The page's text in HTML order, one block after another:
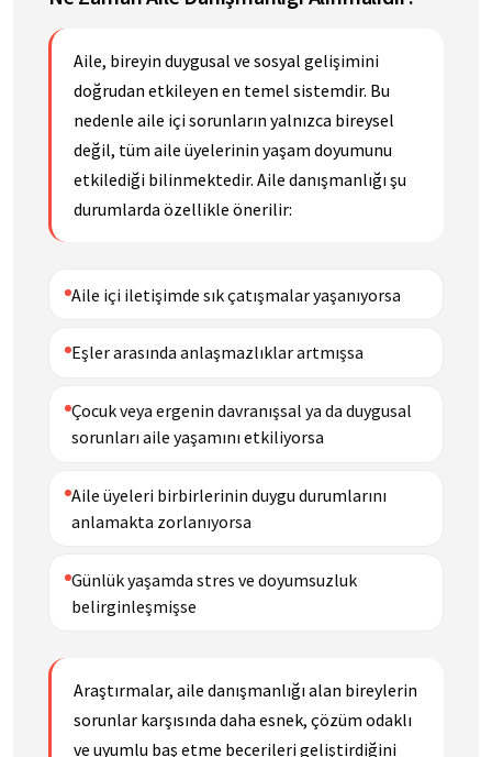
Aile, bireyin duygusal ve sosyal gelişimini
doğrudan etkileyen en temel sistemdir. Bu
nedenle aile içi sorunların yalnızca bireysel
değil, tüm aile üyelerinin yaşam doyumunu
etkilediği bilinmektedir. Aile danışmanlığı şu
durumlarda özellikle önerilir:
Aile içi iletişimde sık çatışmalar yaşanıyorsa
Eşler arasında anlaşmazlıklar artmışsa
Çocuk veya ergenin davranışsal ya da duygusal
sorunları aile yaşamını etkiliyorsa
Aile üyeleri birbirlerinin duygu durumlarını
anlamakta zorlanıyorsa
Günlük yaşamda stres ve doyumsuzluk
belirginleşmişse
Araştırmalar, aile danışmanlığı alan bireylerin
sorunlar karşısında daha esnek, çözüm odaklı
ve uyumlu baş etme becerileri geliştirdiğini